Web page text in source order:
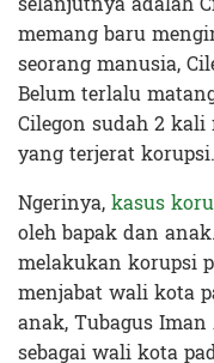
memang baru
seorang manusia,
Belum terlalu
Cilegon sudah 2
yang terjerat korupsi.
Ngerinya,kasus
oleh bapak dan
melakukan korupsi
menjabat wali kota
anak, Tubagus
sebagai wali kota